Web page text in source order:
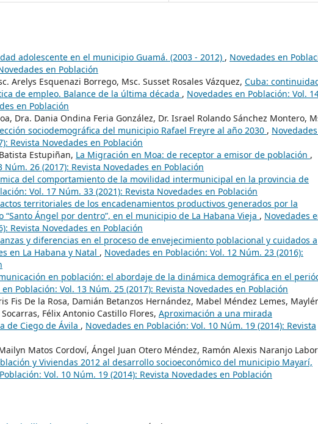
adolescente en el municipio Guamá. (2003 - 2012) , Novedades en
en Población
Arelys Esquenazi Borrego, Msc. Susset Rosales Vázquez, Cuba:
de empleo. Balance de la última década , Novedades en Población: Vol.
en Población
Dra. Dania Ondina Feria González, Dr. Israel Rolando Sánchez Montero,
sociodemográfica del municipio Rafael Freyre al año 2030 ,
Revista Novedades en Población
Estupiñan, La Migración en Moa: de receptor a emisor de población ,
26 (2017): Revista Novedades en Población
del comportamiento de la movilidad intermunicipal en la provincia de
Vol. 17 Núm. 33 (2021): Revista Novedades en Población
territoriales de los encadenamientos productivos generados por la
Ángel por dentro”, en el municipio de La Habana Vieja , Novedades
Revista Novedades en Población
y diferencias en el proceso de envejecimiento poblacional y cuidados a
en La Habana y Natal , Novedades en Población: Vol. 12 Núm. 23 (2016):
en población: el abordaje de la dinámica demográfica en el
Población: Vol. 13 Núm. 25 (2017): Revista Novedades en Población
Fis De la Rosa, Damián Betanzos Hernández, Mabel Méndez Lemes,
Félix Antonio Castillo Flores, Aproximación a una mirada
de Ciego de Ávila , Novedades en Población: Vol. 10 Núm. 19 (2014): Revista
Matos Cordoví, Ángel Juan Otero Méndez, Ramón Alexis Naranjo
y Viviendas 2012 al desarrollo socioeconómico del municipio Mayarí,
Vol. 10 Núm. 19 (2014): Revista Novedades en Población